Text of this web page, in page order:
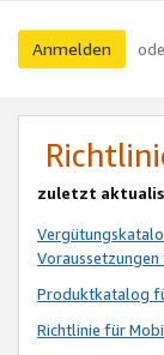
Anmelden
zuletzt
Produktkatalog
Richtlinie für